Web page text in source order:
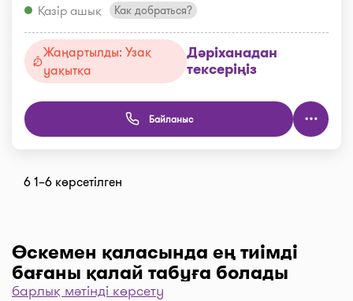
Қазір ашық
Как добраться?
Жаңартылды: Узақ
уақытқа
Дәріханадан
тексеріңіз
Байланыс
6 1–6 көрсетілген
Өскемен қаласында ең тиімді
бағаны қалай табуға болады
барлық мәтінді көрсету